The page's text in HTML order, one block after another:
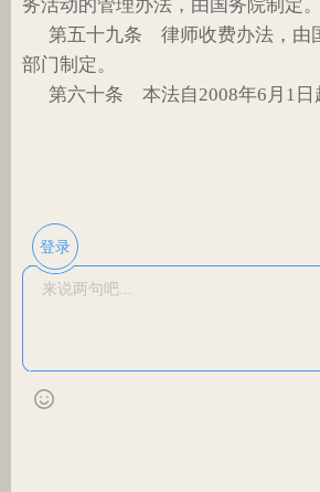
务活动的管理办法，由国务院制定。
第五十九条 律师收费办法，由
部门制定。
第六十条 本法自2008年6月1日
登录